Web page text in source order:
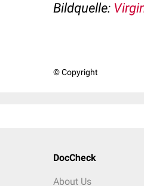
Bildquelle:
© Copyright
DocCheck
About Us